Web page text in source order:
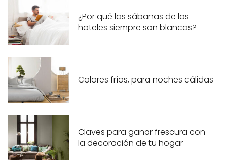
¿Por qué las sábanas de los
hoteles siempre son blancas?
Colores fríos, para noches cálidas
Claves para ganar frescura con
la decoración de tu hogar